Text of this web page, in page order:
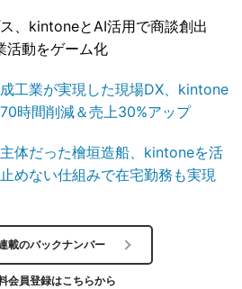
、kintoneとAI活用で商談創出
動をゲーム化
工業が実現した現場DX、kintone
時間削減＆売上30%アップ
体だった檜垣造船、kintoneを活
めない仕組みで在宅勤務も実現
載のバックナンバー
会員登録はこちらから